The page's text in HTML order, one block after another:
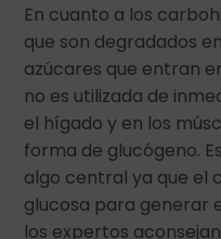
En cuanto a los
que son degradados
azúcares que entran
no es utilizada de
el hígado y en los
forma de glucógeno.
algo central ya que el
glucosa para generar
los expertos